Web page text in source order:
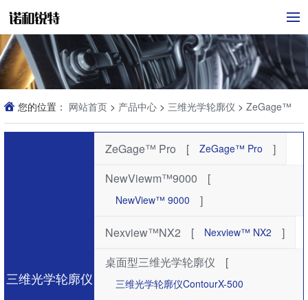
您的位置： 网站首页 > 产品中心 > 三维光学轮廓仪 > ZeGage™
三维光学轮廓仪
ZeGage™ Pro [ ZeGage™ Pro
]
NewViewm™9000
[
NewView™ 9000 ]
Nexview™NX2 [ Nexview™ NX2
]
桌面型三维光学轮廓仪
[
三维光学轮廓仪ContourX-500